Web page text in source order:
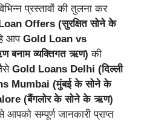
प्रस्तावों की तुलना कर
Offers (सुरक्षित सोने के
आप Gold Loan vs
बनाम व्यक्तिगत ऋण) की
Gold Loans Delhi (दिल्ली
Mumbai (मुंबई के सोने के
(बैंगलोर के सोने के ऋण)
आपको सम्पूर्ण जानकारी प्राप्त